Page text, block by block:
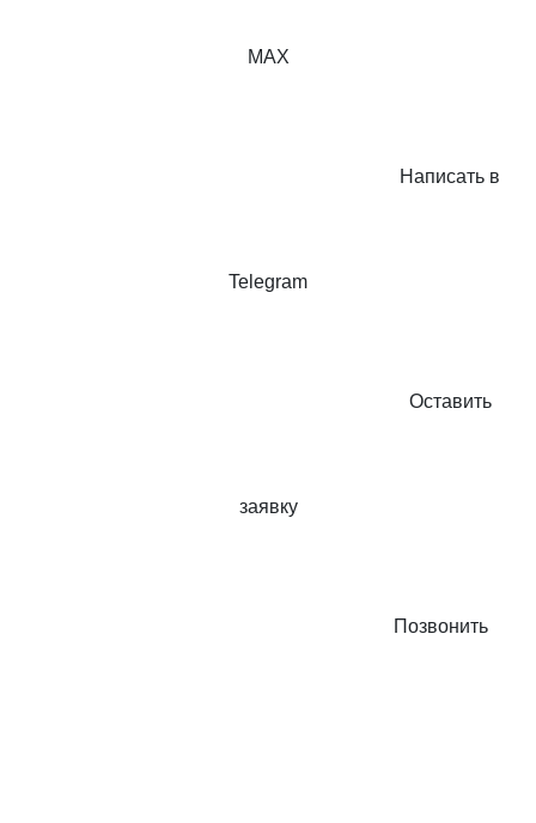
MAX
Написать в
Telegram
Оставить
заявку
Позвонить